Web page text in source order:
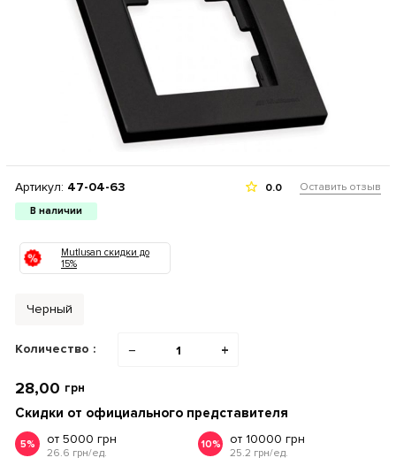
Артикул: 47-04-63
В наличии
0.0 Оставить отзыв
Mutlusan скидки до
15%
Черный
Количество : − +
28,00 грн
Скидки от официального представителя
5% от 5000 грн
26.6 грн/ед.
10% от 10000 грн
25.2 грн/ед.